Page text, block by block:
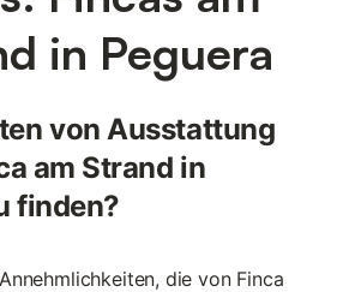
in Peguera
von Ausstattung
am Strand in
finden?
die von Finca